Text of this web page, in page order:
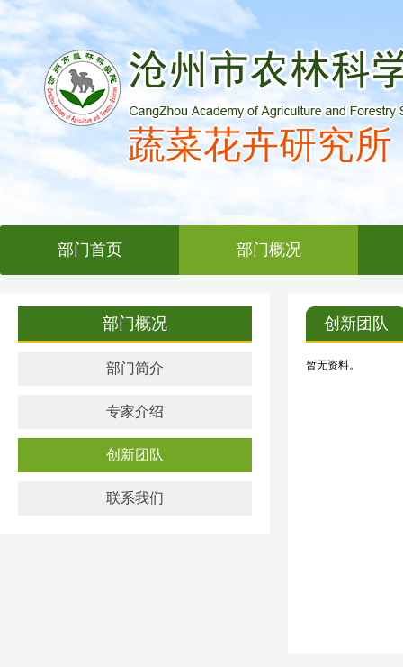
蔬菜花卉研究所
部门首页 部门概况
部门概况
部门简介
专家介绍
创新团队
联系我们
创新团队
暂无资料。